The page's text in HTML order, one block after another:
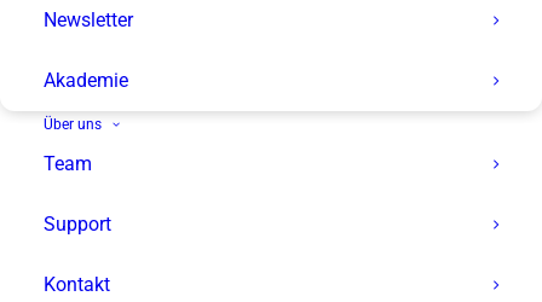
Newsletter
Akademie
Über uns
Team
Support
Kontakt